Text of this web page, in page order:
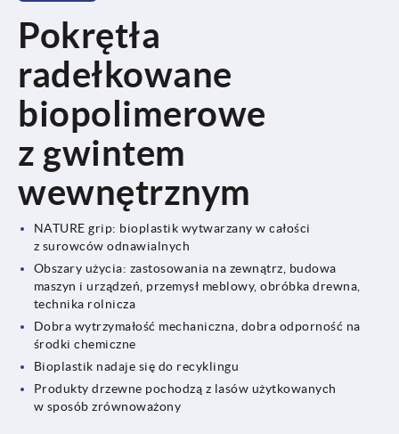
Pokrętła
radełkowane
biopolimerowe
z gwintem
wewnętrznym
NATURE grip: bioplastik wytwarzany w całości
z surowców odnawialnych
Obszary użycia: zastosowania na zewnątrz, budowa
maszyn i urządzeń, przemysł meblowy, obróbka drewna,
technika rolnicza
Dobra wytrzymałość mechaniczna, dobra odporność na
środki chemiczne
Bioplastik nadaje się do recyklingu
Produkty drzewne pochodzą z lasów użytkowanych
w sposób zrównoważony